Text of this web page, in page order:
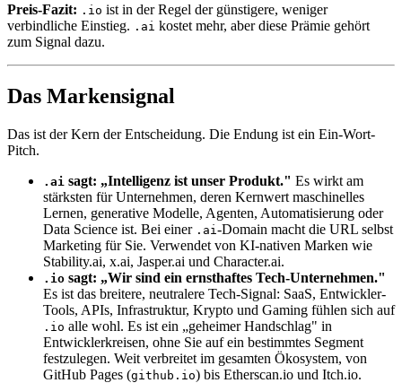
Preis-Fazit: .io ist in der Regel der günstigere, weniger
verbindliche Einstieg. .ai kostet mehr, aber diese Prämie gehört
zum Signal dazu.
Das Markensignal
Das ist der Kern der Entscheidung. Die Endung ist ein Ein-Wort-
Pitch.
.ai sagt: „Intelligenz ist unser Produkt." Es wirkt am
stärksten für Unternehmen, deren Kernwert maschinelles
Lernen, generative Modelle, Agenten, Automatisierung oder
Data Science ist. Bei einer .ai -Domain macht die URL selbst
Marketing für Sie. Verwendet von KI-nativen Marken wie
Stability.ai, x.ai, Jasper.ai und Character.ai.
.io sagt: „Wir sind ein ernsthaftes Tech-Unternehmen."
Es ist das breitere, neutralere Tech-Signal: SaaS, Entwickler-
Tools, APIs, Infrastruktur, Krypto und Gaming fühlen sich auf
.io alle wohl. Es ist ein „geheimer Handschlag" in
Entwicklerkreisen, ohne Sie auf ein bestimmtes Segment
festzulegen. Weit verbreitet im gesamten Ökosystem, von
GitHub Pages (github.io) bis Etherscan.io und Itch.io.